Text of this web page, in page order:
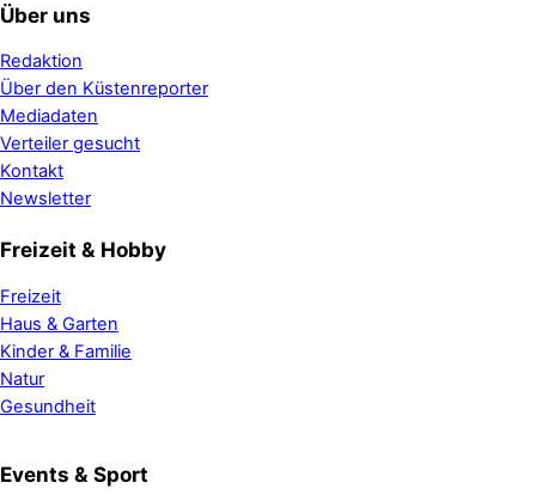
Über uns
Redaktion
Über den Küstenreporter
Mediadaten
Verteiler gesucht
Kontakt
Newsletter
Freizeit & Hobby
Freizeit
Haus & Garten
Kinder & Familie
Natur
Gesundheit
Events & Sport